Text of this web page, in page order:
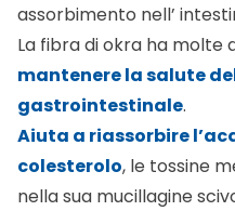
assorbimento nell’
La fibra di okra ha molte
mantenere la salute
gastrointestinale.
Aiuta a riassorbire
colesterolo, le tossine
nella sua mucillagine